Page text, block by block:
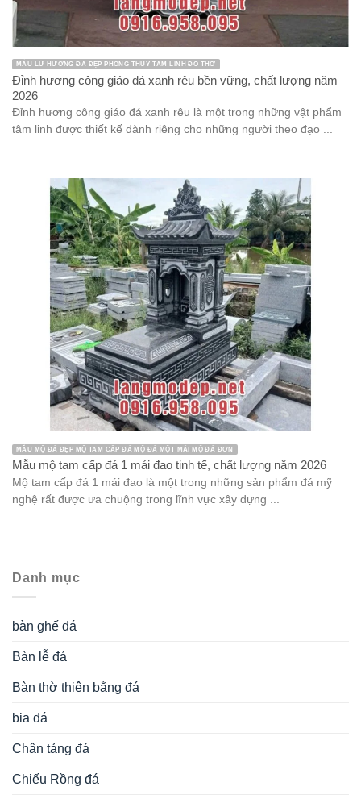
MẪU LƯ HƯƠNG ĐÁ ĐẸP PHONG THỦY TÂM LINH ĐỒ THỜ
Đỉnh hương công giáo đá xanh rêu bền vững, chất lượng năm
2026
Đỉnh hương công giáo đá xanh rêu là một trong những vật phẩm
tâm linh được thiết kế dành riêng cho những người theo đạo ...
MẪU MỘ ĐÁ ĐẸP MỘ TAM CẤP ĐÁ MỘ ĐÁ MỘT MÁI MỘ ĐÁ ĐƠN
Mẫu mộ tam cấp đá 1 mái đao tinh tế, chất lượng năm 2026
Mộ tam cấp đá 1 mái đao là một trong những sản phẩm đá mỹ
nghệ rất được ưa chuộng trong lĩnh vực xây dựng ...
Danh mục
bàn ghế đá
Bàn lễ đá
Bàn thờ thiên bằng đá
bia đá
Chân tảng đá
Chiếu Rồng đá